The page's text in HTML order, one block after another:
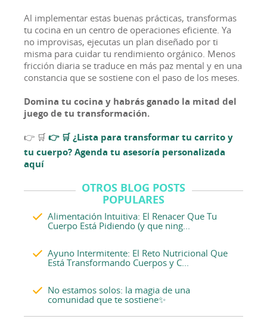
Al implementar estas buenas prácticas, transformas
tu cocina en un centro de operaciones eficiente. Ya
no improvisas, ejecutas un plan diseñado por ti
misma para cuidar tu rendimiento orgánico. Menos
fricción diaria se traduce en más paz mental y en una
constancia que se sostiene con el paso de los meses.
Domina tu cocina y habrás ganado la mitad del
juego de tu transformación.
👉 🛒 👉 🛒 ¿Lista para transformar tu carrito y
tu cuerpo? Agenda tu asesoría personalizada
aquí
OTROS BLOG POSTS
POPULARES
Alimentación Intuitiva: El Renacer Que Tu
Cuerpo Está Pidiendo (y que ning...
Ayuno Intermitente: El Reto Nutricional Que
Está Transformando Cuerpos y C...
No estamos solos: la magia de una
comunidad que te sostiene✨